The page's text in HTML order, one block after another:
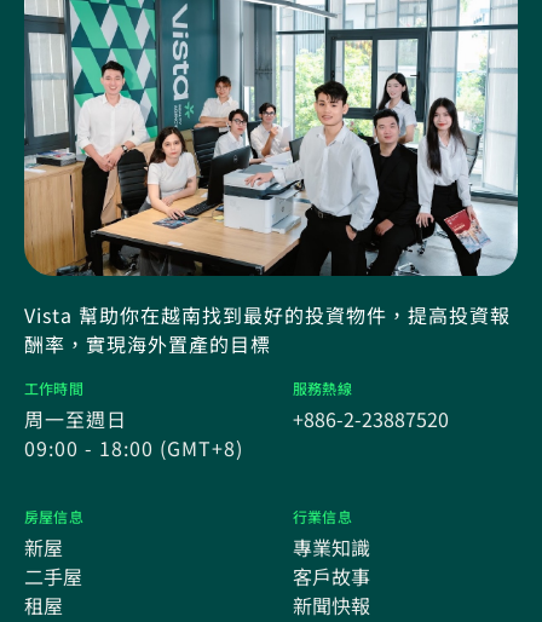
Vista 幫助你在越南找到最好的投資物件，提高投資報
酬率，實現海外置產的目標
工作時間
周一至週日
09:00 - 18:00 (GMT+8)
服務熱線
+886-2-23887520
房屋信息
新屋
二手屋
租屋
行業信息
專業知識
客戶故事
新聞快報